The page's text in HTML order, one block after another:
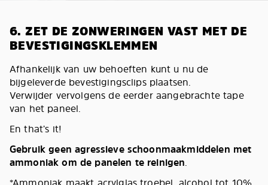
6. ZET DE ZONWERINGEN VAST MET DE
BEVESTIGINGSKLEMMEN
Afhankelijk van uw behoeften kunt u nu de
bijgeleverde bevestigingsclips plaatsen.
Verwijder vervolgens de eerder aangebrachte tape
van het paneel.
En that’s it!
Gebruik geen agressieve schoonmaakmiddelen met
ammoniak om de panelen te reinigen.